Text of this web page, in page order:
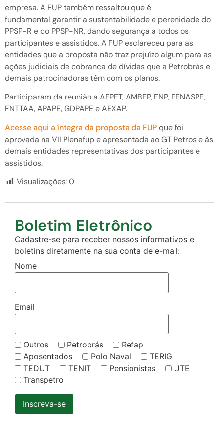
empresa. A FUP também ressaltou que é
fundamental garantir a sustentabilidade e perenidade do
PPSP-R e do PPSP-NR, dando segurança a todos os
participantes e assistidos. A FUP esclareceu para as
entidades que a proposta não traz prejuízo algum para as
ações judiciais de cobrança de dívidas que a Petrobrás e
demais patrocinadoras têm com os planos.
Participaram da reunião a AEPET, AMBEP, FNP, FENASPE,
FNTTAA, APAPE, GDPAPE e AEXAP.
Acesse aqui a íntegra da proposta da FUPque foi
aprovada na VII Plenafup e apresentada ao GT Petros e às
demais entidades representativas dos participantes e
assistidos.
Visualizações:0
Boletim Eletrônico
Cadastre-se para receber nossos informativos e
boletins diretamente na sua conta de e-mail:
Nome
Email
Outros Petrobrás
Refap
Aposentados
Polo Naval
TERIG
TEDUT
TENIT Pensionistas
UTE
Transpetro
Inscreva-se